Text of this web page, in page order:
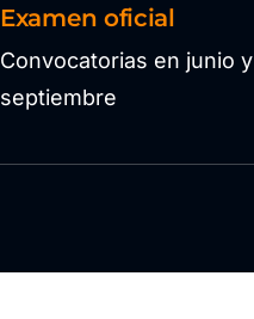
Examen oficial
Convocatorias en junio y
septiembre